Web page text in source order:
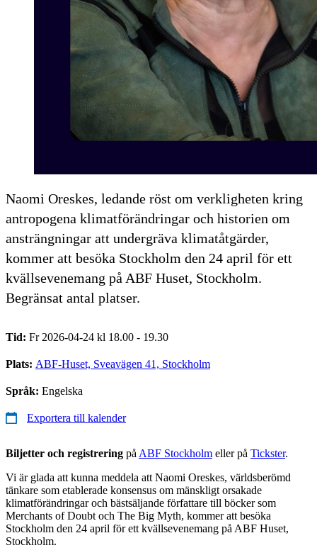
Naomi Oreskes, ledande röst om verkligheten kring
antropogena klimatförändringar och historien om
ansträngningar att undergräva klimatåtgärder,
kommer att besöka Stockholm den 24 april för ett
kvällsevenemang på ABF Huset, Stockholm.
Begränsat antal platser.
Tid: Fr 2026-04-24 kl 18.00 - 19.30
Plats: ABF-Huset, Sveavägen 41, Stockholm
Språk: Engelska
Exportera till kalender
Biljetter och registrering på ABF Stockholm eller på Tickster.
Vi är glada att kunna meddela att Naomi Oreskes, världsberömd
tänkare som etablerade konsensus om mänskligt orsakade
klimatförändringar och bästsäljande författare till böcker som
Merchants of Doubt och The Big Myth, kommer att besöka
Stockholm den 24 april för ett kvällsevenemang på ABF Huset,
Stockholm.